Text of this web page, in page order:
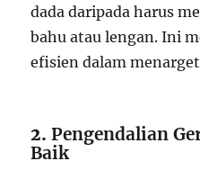
dada daripada harus
bahu atau lengan. Ini
efisien dalam
2.Pengendalian
Baik